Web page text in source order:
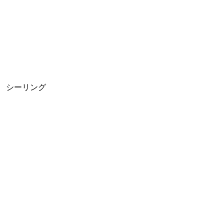
シーリング